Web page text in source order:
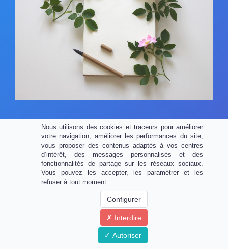
2 Bonus inédits en fin de
formation !
À la fin du Module 10, téléchargez vos 2
cadeaux qui vous serviront pour démarrer
votre nouvelle carrière de rédacteur web :
La liste d'outils indispensables pour
un bon rédacteur web
Nous utilisons des cookies et traceurs pour améliorer
votre navigation, améliorer les performances du site,
vous proposer des contenus adaptés à vos centres
d’intérêt, des messages personnalisés et des
fonctionnalités de partage sur les réseaux sociaux.
Vous pouvez les accepter, les paramétrer et les
refuser à tout moment.
Configurer
Interdire
Autoriser